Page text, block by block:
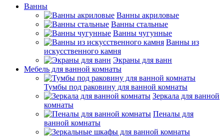
Ванны
Ванны акриловые
Ванны стальные
Ванны чугунные
Ванны из
искусственного камня
Экраны для ванн
Мебель для ванной комнаты
Тумбы под раковину для ванной комнаты
Зеркала для ванной
комнаты
Пеналы для
ванной комнаты